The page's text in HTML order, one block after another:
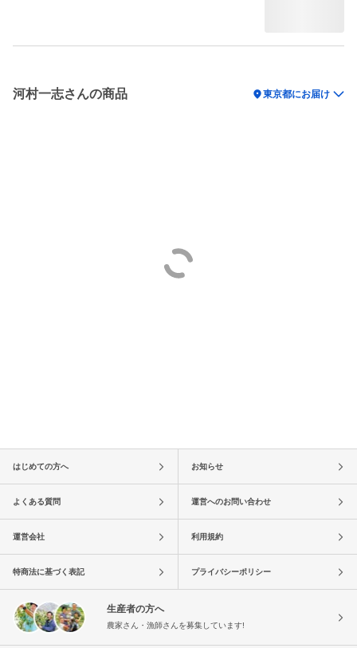
河村一志さんの商品 location_on東京都にお届け
はじめての方へ お知らせ
よくある質問 運営へのお問い合わせ
運営会社 利用規約
特商法に基づく表記 プライバシーポリシー
生産者の方へ
農家さん・漁師さんを募集しています!